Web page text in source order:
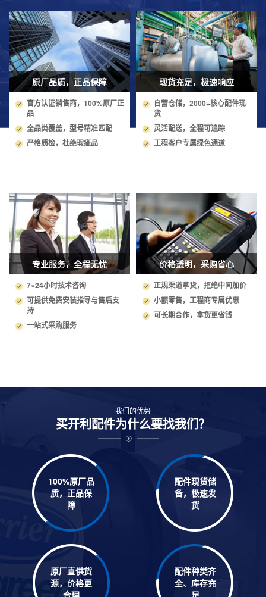
原厂品质，正品保障
官方认证销售商，100%原厂正
品
全品类覆盖，型号精准匹配
严格质检，杜绝瑕疵品
现货充足，极速响应
自营仓储，2000+核心配件现
货
灵活配送，全程可追踪
工程客户专属绿色通道
专业服务，全程无忧
7×24小时技术咨询
可提供免费安装指导与售后支
持
一站式采购服务
价格透明，采购省心
正规渠道拿货，拒绝中间加价
小额零售，工程商专属优惠
可长期合作，拿货更省钱
我们的优势
买开利配件为什么要找我们？
100%原厂品
质，正品保
障
配件现货储
备，极速发
货
原厂直供货
源，价格更
配件种类齐
全、库存充